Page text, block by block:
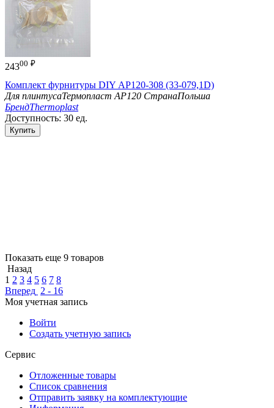
24300 ₽
Комплект фурнитуры DIY АР120-308 (33-079,1D)
Для плинтусаТермопласт АР120 СтранаПольша
БрендThermoplast
Доступность: 30 ед.
Купить
Показать еще 9 товаров
Назад
1 2 3 4 5 6 7 8
Вперед 2 - 16
Моя учетная запись
Войти
Создать учетную запись
Сервис
Отложенные товары
Список сравнения
Отправить заявку на комплектующие